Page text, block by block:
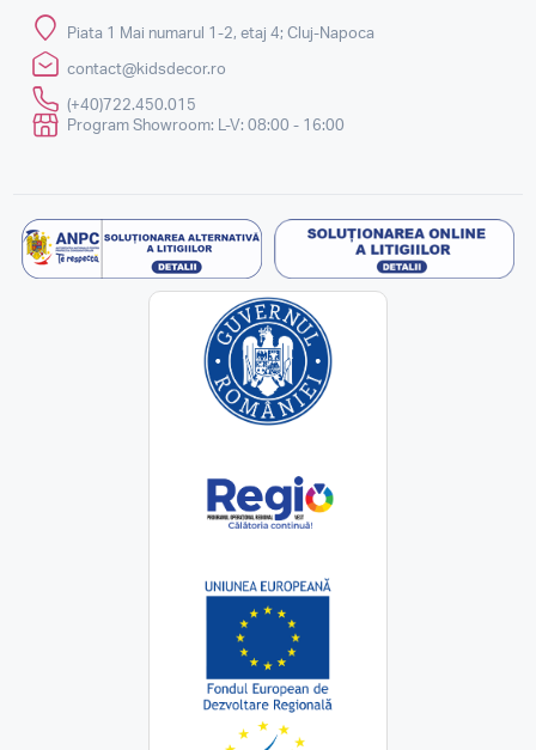
Piata 1 Mai numarul 1-2, etaj 4; Cluj-Napoca
contact@kidsdecor.ro
(+40)722.450.015
Program Showroom: L-V: 08:00 - 16:00